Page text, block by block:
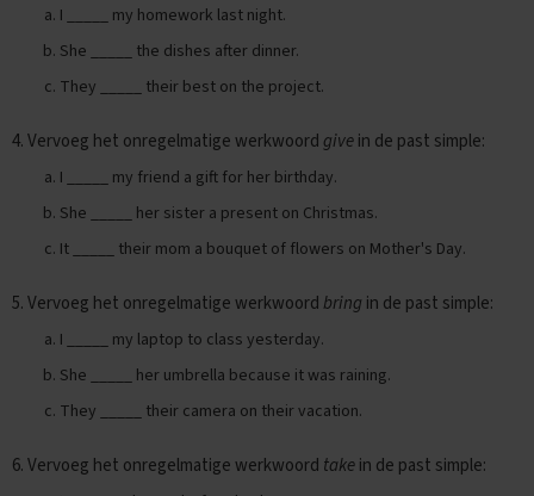
m
e
i
s
e
e
n
a
m
s
I _____ my homework last night.
She _____ the dishes after dinner.
They _____ their best on the project.
4. Vervoeg het onregelmatige werkwoord givein de past simple:
I _____ my friend a gift for her birthday.
She _____ her sister a present on Christmas.
It _____ their mom a bouquet of flowers on Mother's Day.
5. Vervoeg het onregelmatige werkwoord bring in de past simple:
I _____ my laptop to class yesterday.
She _____ her umbrella because it was raining.
They _____ their camera on their vacation.
6. Vervoeg het onregelmatige werkwoord takein de past simple: